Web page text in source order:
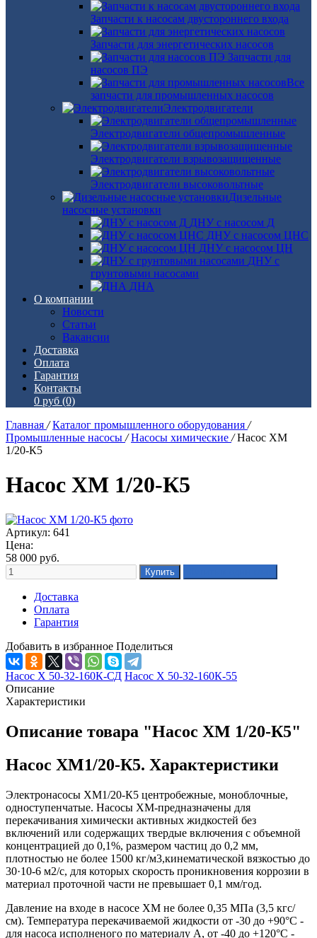
Запчасти к насосам двустороннего входа
Запчасти для энергетических насосов
Запчасти для
насосов ПЭ
Все
запчасти для промышленных насосов
Электродвигатели
Электродвигатели общепромышленные
Электродвигатели взрывозащищенные
Электродвигатели высоковольтные
Дизельные
насосные установки
ДНУ с насосом Д
ДНУ с насосом ЦНС
ДНУ с насосом ЦН
ДНУ с
грунтовыми насосами
ДНА
О компании
Новости
Статьи
Вакансии
Доставка
Оплата
Гарантия
Контакты
0 руб (0)
Главная / Каталог промышленного оборудования /
Промышленные насосы / Насосы химические / Насос ХМ
1/20-К5
Насос ХМ 1/20-К5
Артикул: 641
Цена:
58 000 руб.
Доставка
Оплата
Гарантия
Добавить в избранное Поделиться
Насос Х 50-32-160К-СД Насос Х 50-32-160К-55
Описание
Характеристики
Описание товара "Насос ХМ 1/20-К5"
Насос ХМ1/20-К5. Характеристики
Электронасосы ХМ1/20-К5 центробежные, моноблочные,
одноступенчатые. Насосы ХМ-предназначены для
перекачивания химически активных жидкостей без
включений или содержащих твердые включения с объемной
концентрацией до 0,1%, размером частиц до 0,2 мм,
плотностью не более 1500 кг/м3,кинематической вязкостью до
30·10-6 м2/с, для которых скорость проникновения коррозии в
материал проточной части не превышает 0,1 мм/год.
Давление на входе в насосе ХМ не более 0,35 МПа (3,5 кгс/
см). Температура перекачиваемой жидкости от -30 до +90°С -
для насоса исполненого по материалу А, от -40 до +120°С -